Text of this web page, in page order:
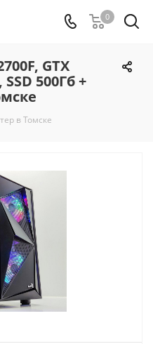
0
GTX
500Гб +
в Томске